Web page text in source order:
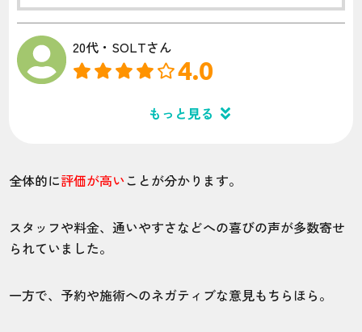
20代・SOLTさん
4.0
雰囲気
店舗
東京渋谷店 全身
す。
もっと見る
全体的に評価が高いことが分かります。
スタッフや料金、通いやすさなどへの喜びの声が多数寄せ
られていました。
一方で、予約や施術へのネガティブな意見もちらほら。